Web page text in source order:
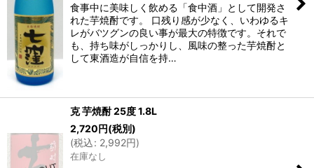
食事中に美味しく飲める「食中酒」として開発さ
れた芋焼酎です。 口残り感が少なく、いわゆるキ
レがバツグンの良い事が最大の特徴です。それで
も、持ち味がしっかりし、風味の整った芋焼酎と
して東酒造が自信を持…
克 芋焼酎 25度 1.8L
2,720円(税別)
(税込: 2,992円)
在庫なし